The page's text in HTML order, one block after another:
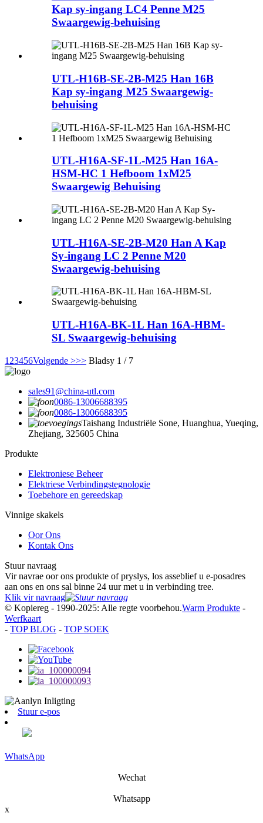
Kap sy-ingang LC4 Penne M25
Swaargewig-behuising
UTL-H16B-SE-2B-M25 Han 16B
Kap sy-ingang M25 Swaargewig-
behuising
UTL-H16A-SF-1L-M25 Han 16A-
HSM-HC 1 Hefboom 1xM25
Swaargewig Behuising
UTL-H16A-SE-2B-M20 Han A Kap
Sy-ingang LC 2 Penne M20
Swaargewig-behuising
UTL-H16A-BK-1L Han 16A-HBM-
SL Swaargewig-behuising
1 23456Volgende >>> Bladsy 1 / 7
sales91@china-utl.com
0086-13006688395
0086-13006688395
Taishang Industriële Sone, Huanghua, Yueqing,
Zhejiang, 325605 China
Produkte
Elektroniese Beheer
Elektriese Verbindingstegnologie
Toebehore en gereedskap
Vinnige skakels
Oor Ons
Kontak Ons
Stuur navraag
Vir navrae oor ons produkte of pryslys, los asseblief u e-posadres
aan ons en ons sal binne 24 uur met u in verbinding tree.
Klik vir navraag
© Kopiereg - 1990-2025: Alle regte voorbehou.Warm Produkte -
Werfkaart
- TOP BLOG - TOP SOEK
Stuur e-pos
WhatsApp
Wechat
Whatsapp
x